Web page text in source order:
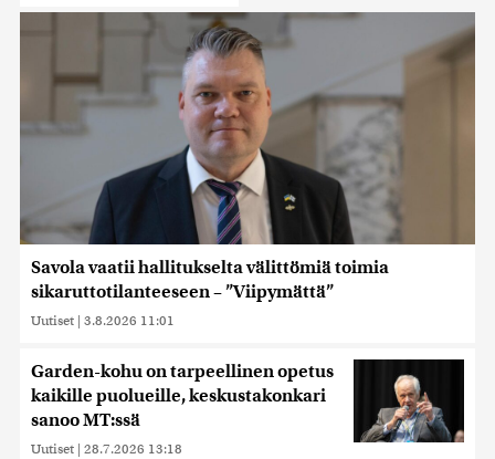
Savola vaatii hallitukselta välittömiä toimia
sikaruttotilanteeseen – ”Viipymättä”
Uutiset | 3.8.2026 11:01
Garden-kohu on tarpeellinen opetus
kaikille puolueille, keskustakonkari
sanoo MT:ssä
Uutiset | 28.7.2026 13:18